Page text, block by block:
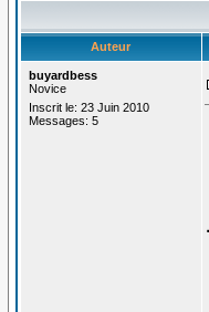
Auteur
buyardbess
Novice
Inscrit le: 23 Juin 2010
Messages: 5